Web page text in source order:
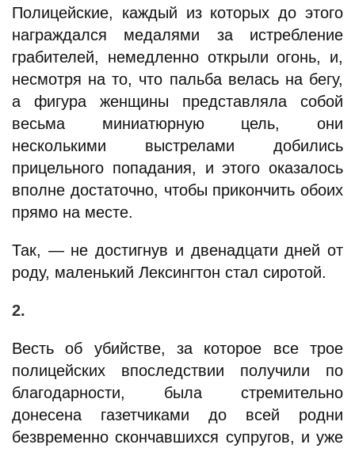
Полицейские, каждый из которых до этого
награждался медалями за истребление
грабителей, немедленно открыли огонь, и,
несмотря на то, что пальба велась на бегу,
а фигура женщины представляла собой
весьма миниатюрную цель, они
несколькими выстрелами добились
прицельного попадания, и этого оказалось
вполне достаточно, чтобы прикончить обоих
прямо на месте.
Так, — не достигнув и двенадцати дней от
роду, маленький Лексингтон стал сиротой.
2.
Весть об убийстве, за которое все трое
полицейских впоследствии получили по
благодарности, была стремительно
донесена газетчиками до всей родни
безвременно скончавшихся супругов, и уже